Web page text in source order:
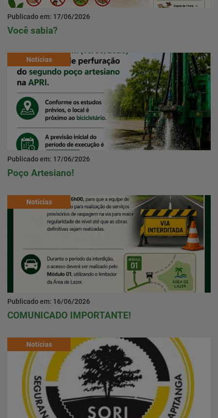
Publicado em: 17/06/2026
Você sabia?
Notícias
Publicado em: 17/06/2026
Poço Artesiano!
Notícias
Publicado em: 16/06/2026
COMUNICADO IMPORTANTE!
Notícias